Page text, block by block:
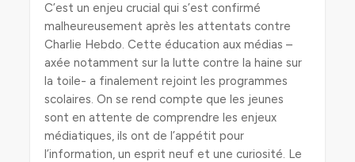
C’est un enjeu crucial qui s’est confirmé
malheureusement après les attentats contre
Charlie Hebdo. Cette éducation aux médias –
axée notamment sur la lutte contre la haine sur
la toile- a finalement rejoint les programmes
scolaires. On se rend compte que les jeunes
sont en attente de comprendre les enjeux
médiatiques, ils ont de l’appétit pour
l’information, un esprit neuf et une curiosité. Le